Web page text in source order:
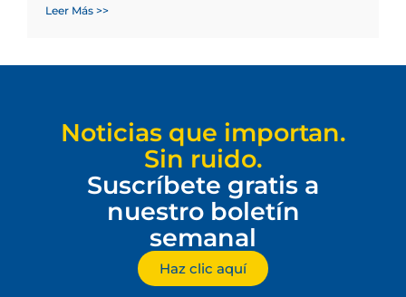
Leer Más >>
Noticias que importan.
Sin ruido.
Suscríbete gratis a
nuestro boletín
semanal
Haz clic aquí